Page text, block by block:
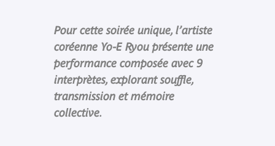
Pour cette soirée unique, l’artiste
coréenne Yo-E Ryou présente une
performance composée avec 9
interprètes, explorant souffle,
transmission et mémoire
collective.